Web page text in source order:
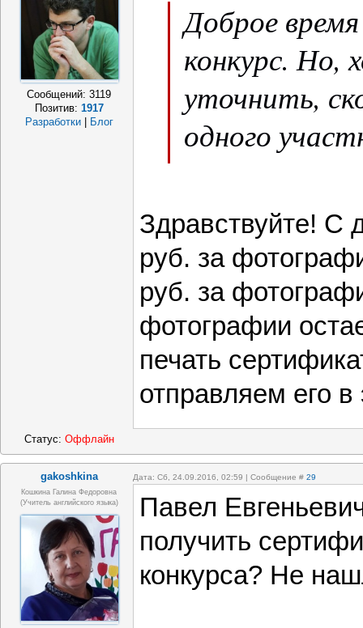
Сообщений:3119
Позитив: 1917
Разработки
Блог
Доброе
конкурс. Но,
уточнить,
одного
С
Здравствуйте! С
руб. за
руб. за
фотографии
печать
отправляем его
Статус: Оффлайн
gakoshkina Дата: Сб, 24.09.2016, 02:59 | Сообщение # 29
Кошкина Галина Федоровна
(учитель английского языка)
Павел
получить
конкурса? Не